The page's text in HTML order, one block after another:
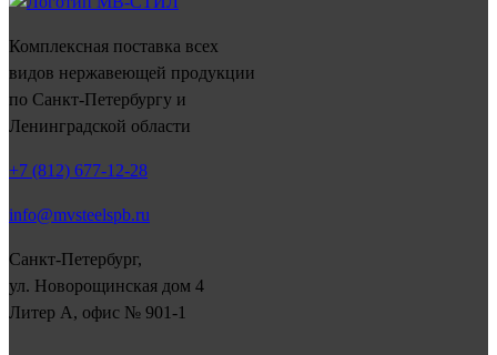
Комплексная поставка всех
видов нержавеющей продукции
по Санкт-Петербургу и
Ленинградской области
+7 (812) 677-12-28
info@mvsteelspb.ru
Санкт-Петербург,
ул. Новорощинская дом 4
Литер А, офис № 901-1